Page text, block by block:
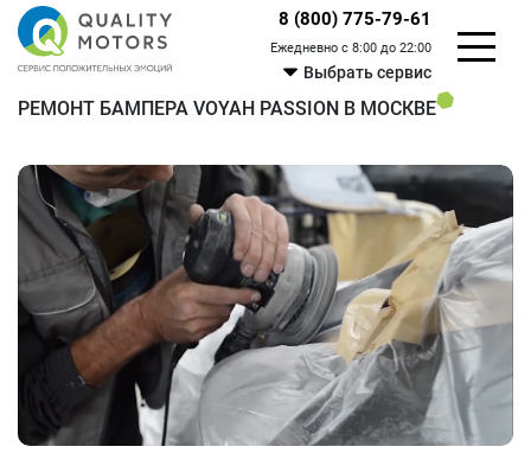
8 (800) 775-79-61
Ежедневно с 8:00 до 22:00
Выбрать сервис
РЕМОНТ БАМПЕРА VOYAH PASSION В МОСКВЕ